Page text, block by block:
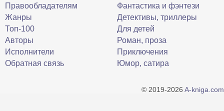
Правообладателям
Жанры
Топ-100
Авторы
Исполнители
Обратная связь
Фантастика и фэнтези
Детективы, триллеры
Для детей
Роман, проза
Приключения
Юмор, сатира
© 2019-2026 A-kniga.com